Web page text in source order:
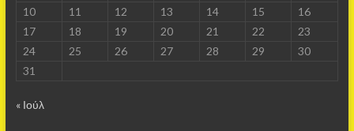
10
11 12 13 14 15
16
17
18 19 20 21 22
23
24
25 26 27 28 29
30
31
« Ιούλ